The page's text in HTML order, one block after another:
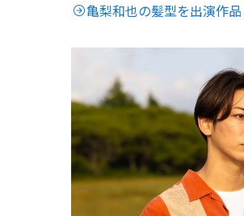
亀梨和也の髪型を出演作